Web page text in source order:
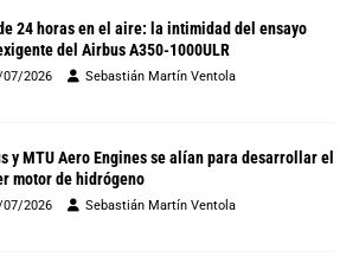
24 horas en el aire: la intimidad del ensayo
del Airbus A350-1000ULR
07/2026 Sebastián Martín Ventola
y MTU Aero Engines se alían para desarrollar el
motor de hidrógeno
07/2026 Sebastián Martín Ventola